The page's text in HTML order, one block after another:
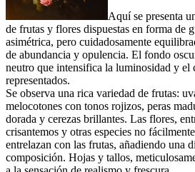
Aquí se presenta
de frutas y flores dispuestas en forma de
asimétrica, pero cuidadosamente
de abundancia y opulencia. El fondo
neutro que intensifica la luminosidad y el
representados.
Se observa una rica variedad de frutas:
melocotones con tonos rojizos, peras
dorada y cerezas brillantes. Las flores,
crisantemos y otras especies no
entrelazan con las frutas, añadiendo una
composición. Hojas y tallos,